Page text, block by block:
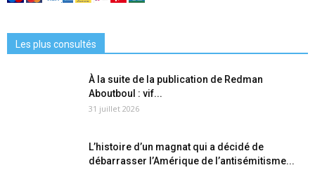
Les plus consultés
À la suite de la publication de Redman
Aboutboul : vif...
31 juillet 2026
L’histoire d’un magnat qui a décidé de
débarrasser l’Amérique de l’antisémitisme...